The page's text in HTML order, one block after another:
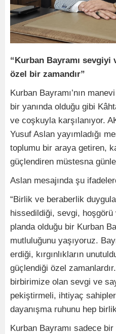
“Kurban Bayramı sevgiyi
özel bir zamandır”
Kurban Bayramı’nın
bir yanında olduğu gibi
ve coşkuyla karşılanıyor.
Yusuf Aslan yayımladığı
toplumu bir araya getiren,
güçlendiren müstesna
Aslan mesajında şu
“Birlik ve beraberlik
hissedildiği, sevgi, hoşgörü
planda olduğu bir Kurban
mutluluğunu yaşıyoruz.
erdiği, kırgınlıkların
güçlendiği özel
birbirimize olan sevgi ve
pekiştirmeli, ihtiyaç
dayanışma ruhunu hep
Kurban Bayramı sadece